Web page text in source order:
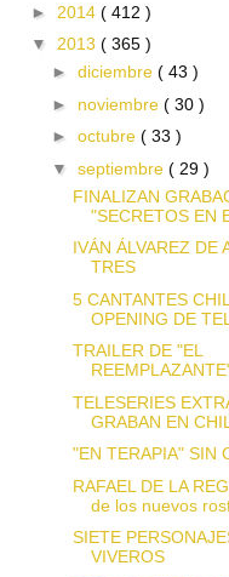
► 2014 ( 412 )
▼ 2013 ( 365 )
► diciembre ( 43 )
► noviembre ( 30 )
► octubre ( 33 )
▼ septiembre ( 29 )
FINALIZAN
"SECRETOS EN
IVÁN ÁLVAREZ DE
TRES
5 CANTANTES
OPENING DE
TRAILER DE "EL
TELESERIES
GRABAN EN
"EN TERAPIA" SIN
RAFAEL DE LA
de los nuevos
SIETE
VIVEROS